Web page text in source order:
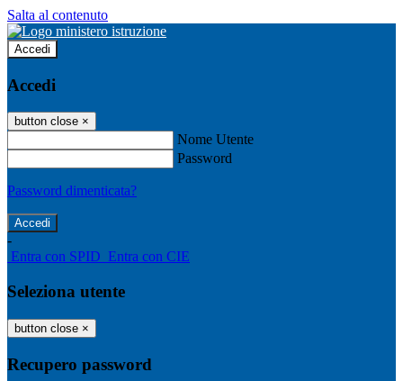
Salta al contenuto
Accedi
Accedi
button close ×
Nome Utente
Password
Password dimenticata?
-
Entra con SPID Entra con CIE
Seleziona utente
button close ×
Recupero password